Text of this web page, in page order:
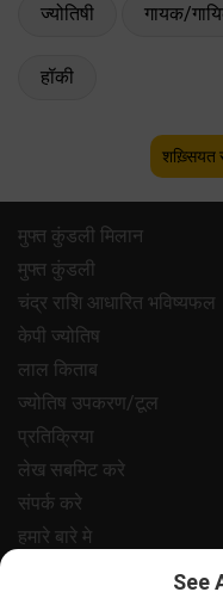
ज्योतिषी गायक/
हॉकी
शख़्सियत
मुफ्त कुंडली मिलान
मुफ्त कुंडली
चंद्र राशि आधारित भविष्यफल
केपी ज्योतिष
लाल किताब
ज्योतिष उपकरण/टूल
प्रतिक्रिया
लेख सबमिट करे
संपर्क करे
हमारे बारे मे
See